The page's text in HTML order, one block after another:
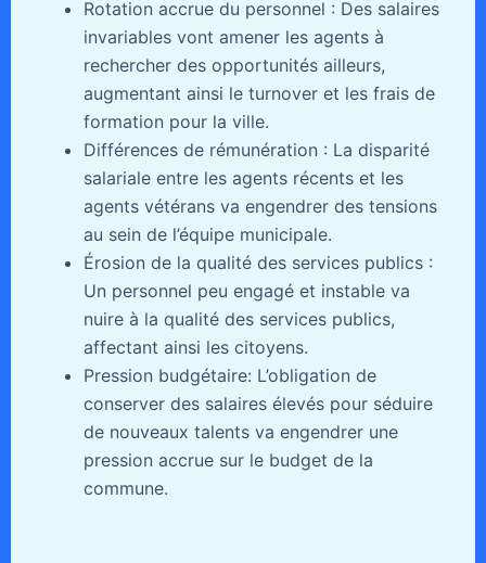
Rotation accrue du personnel : Des salaires
invariables vont amener les agents à
rechercher des opportunités ailleurs,
augmentant ainsi le turnover et les frais de
formation pour la ville.
Différences de rémunération : La disparité
salariale entre les agents récents et les
agents vétérans va engendrer des tensions
au sein de l’équipe municipale.
Érosion de la qualité des services publics :
Un personnel peu engagé et instable va
nuire à la qualité des services publics,
affectant ainsi les citoyens.
Pression budgétaire: L’obligation de
conserver des salaires élevés pour séduire
de nouveaux talents va engendrer une
pression accrue sur le budget de la
commune.